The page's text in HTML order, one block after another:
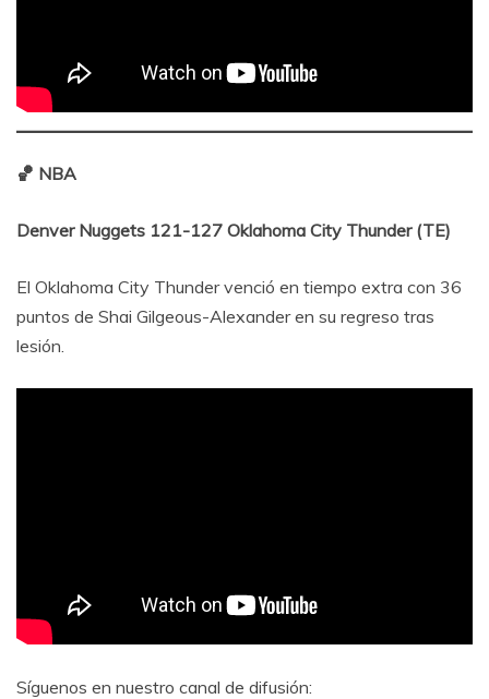
🏀 NBA
Denver Nuggets 121-127 Oklahoma City Thunder (TE)
El Oklahoma City Thunder venció en tiempo extra con 36
puntos de Shai Gilgeous-Alexander en su regreso tras
lesión.
Síguenos en nuestro canal de difusión: